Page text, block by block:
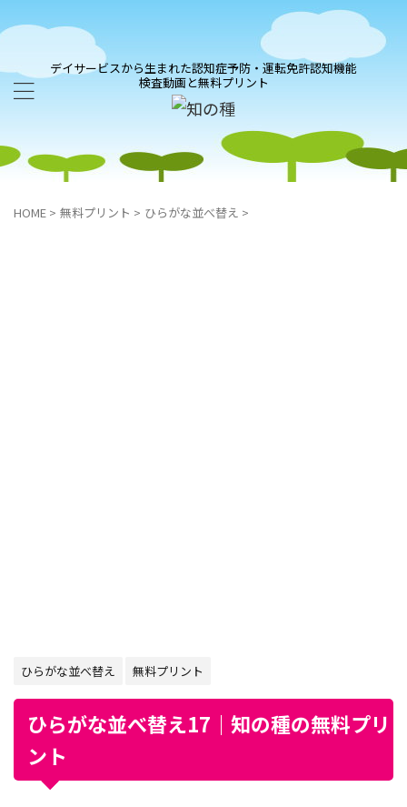
デイサービスから生まれた認知症予防・運転免許認知機能
検査動画と無料プリント
HOME > 無料プリント > ひらがな並べ替え >
ひらがな並べ替え 無料プリント
ひらがな並べ替え17｜知の種の無料プリ
ント